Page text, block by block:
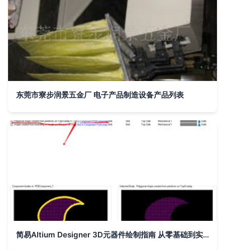
东莞市寮步润景五金厂 电子产品制造设备产品列表
简易Altium Designer 3D元器件绘制指南 从零基础到实战应用